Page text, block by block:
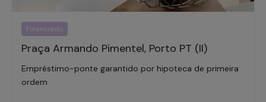
Financiado
Praça Armando Pimentel, Porto PT (II)
Empréstimo-ponte garantido por hipoteca de primeira
ordem